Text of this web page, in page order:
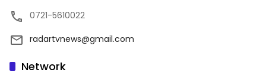
0721-5610022
radartvnews@gmail.com
Network